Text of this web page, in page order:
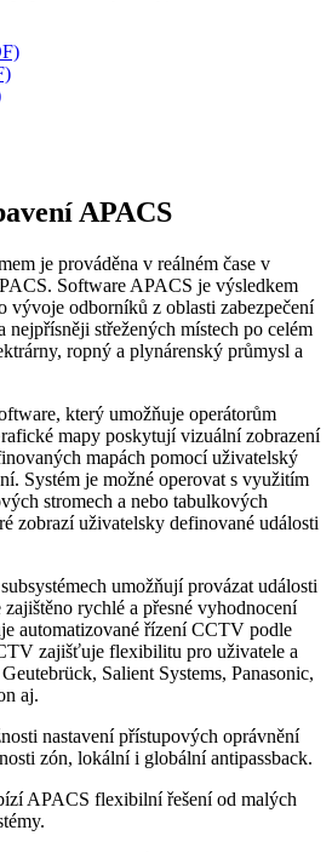
APACS
je prováděna v reálném čase v
Software APACS je výsledkem
vývoje odborníků z oblasti zabezpečení
nejpřísněji střežených místech po celém
ropný a plynárenský průmysl a
který umožňuje operátorům
mapy poskytují vizuální zobrazení
mapách pomocí uživatelský
Systém je možné operovat s využitím
stromech a nebo tabulkových
zobrazí uživatelsky definované události
umožňují provázat události
zajištěno rychlé a přesné vyhodnocení
automatizované řízení CCTV podle
zajišťuje flexibilitu pro uživatele a
Salient Systems, Panasonic,
aj.
nastavení přístupových oprávnění
zón, lokální i globální antipassback.
APACS flexibilní řešení od malých